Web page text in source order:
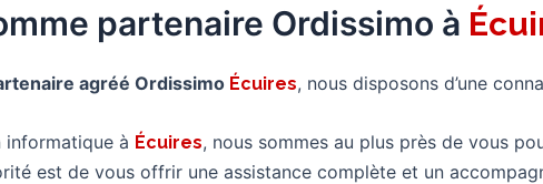
partenaire Ordissimo à
agréé Ordissimo Écuires, nous disposons d’une
informatique à Écuires, nous sommes au plus près de vous
est de vous offrir une assistance complète et un